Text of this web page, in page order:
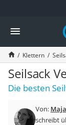
Die beliebtesten
Freizeit & Sport
Gartentrampolin
Trampolin
Metalldetektor
Eufab-
Trampolin 366 cm
Aluminium-Koffer
Klettern
Seilsack
Die besten
Von:
schreibt